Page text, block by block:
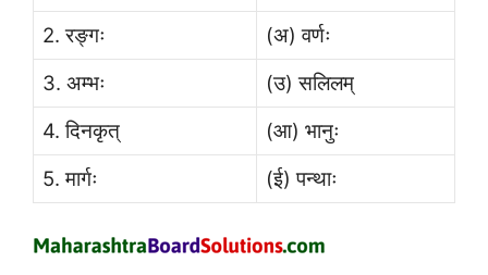
2. रङ्गः
(अ) वर्णः
3. अम्भः
(उ) सलिलम्
4. दिनकृत्
(आ) भानुः
5. मार्गः
(ई) पन्थाः